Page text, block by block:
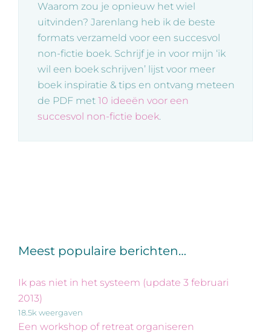
Waarom zou je opnieuw het wiel
uitvinden? Jarenlang heb ik de beste
formats verzameld voor een succesvol
non-fictie boek. Schrijf je in voor mijn ‘ik
wil een boek schrijven’ lijst voor meer
boek inspiratie & tips en ontvang meteen
de PDF met 10 ideeën voor een
succesvol non-fictie boek.
Meest populaire berichten…
Ik pas niet in het systeem (update 3 februari
2013)
18.5k weergaven
Een workshop of retreat organiseren